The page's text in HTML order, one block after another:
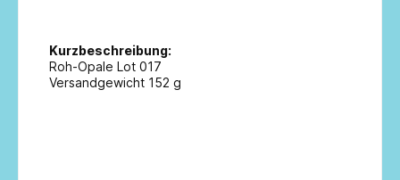
Kurzbeschreibung:
Roh-Opale Lot 017
Versandgewicht 152 g